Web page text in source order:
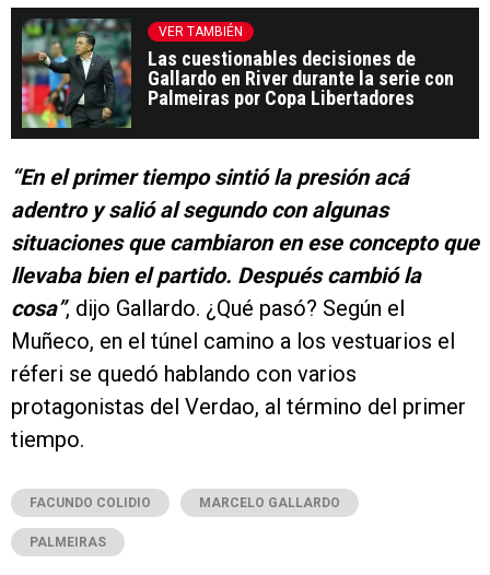
VER TAMBIÉN
Las cuestionables decisiones de
Gallardo en River durante la serie con
Palmeiras por Copa Libertadores
“En el primer tiempo sintió la presión acá
adentro y salió al segundo con algunas
situaciones que cambiaron en ese concepto que
llevaba bien el partido. Después cambió la
cosa”, dijo Gallardo. ¿Qué pasó? Según el
Muñeco, en el túnel camino a los vestuarios el
réferi se quedó hablando con varios
protagonistas del Verdao, al término del primer
tiempo.
FACUNDO COLIDIO MARCELO GALLARDO
PALMEIRAS